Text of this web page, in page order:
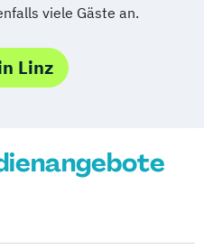
viele Gäste an.
Linz